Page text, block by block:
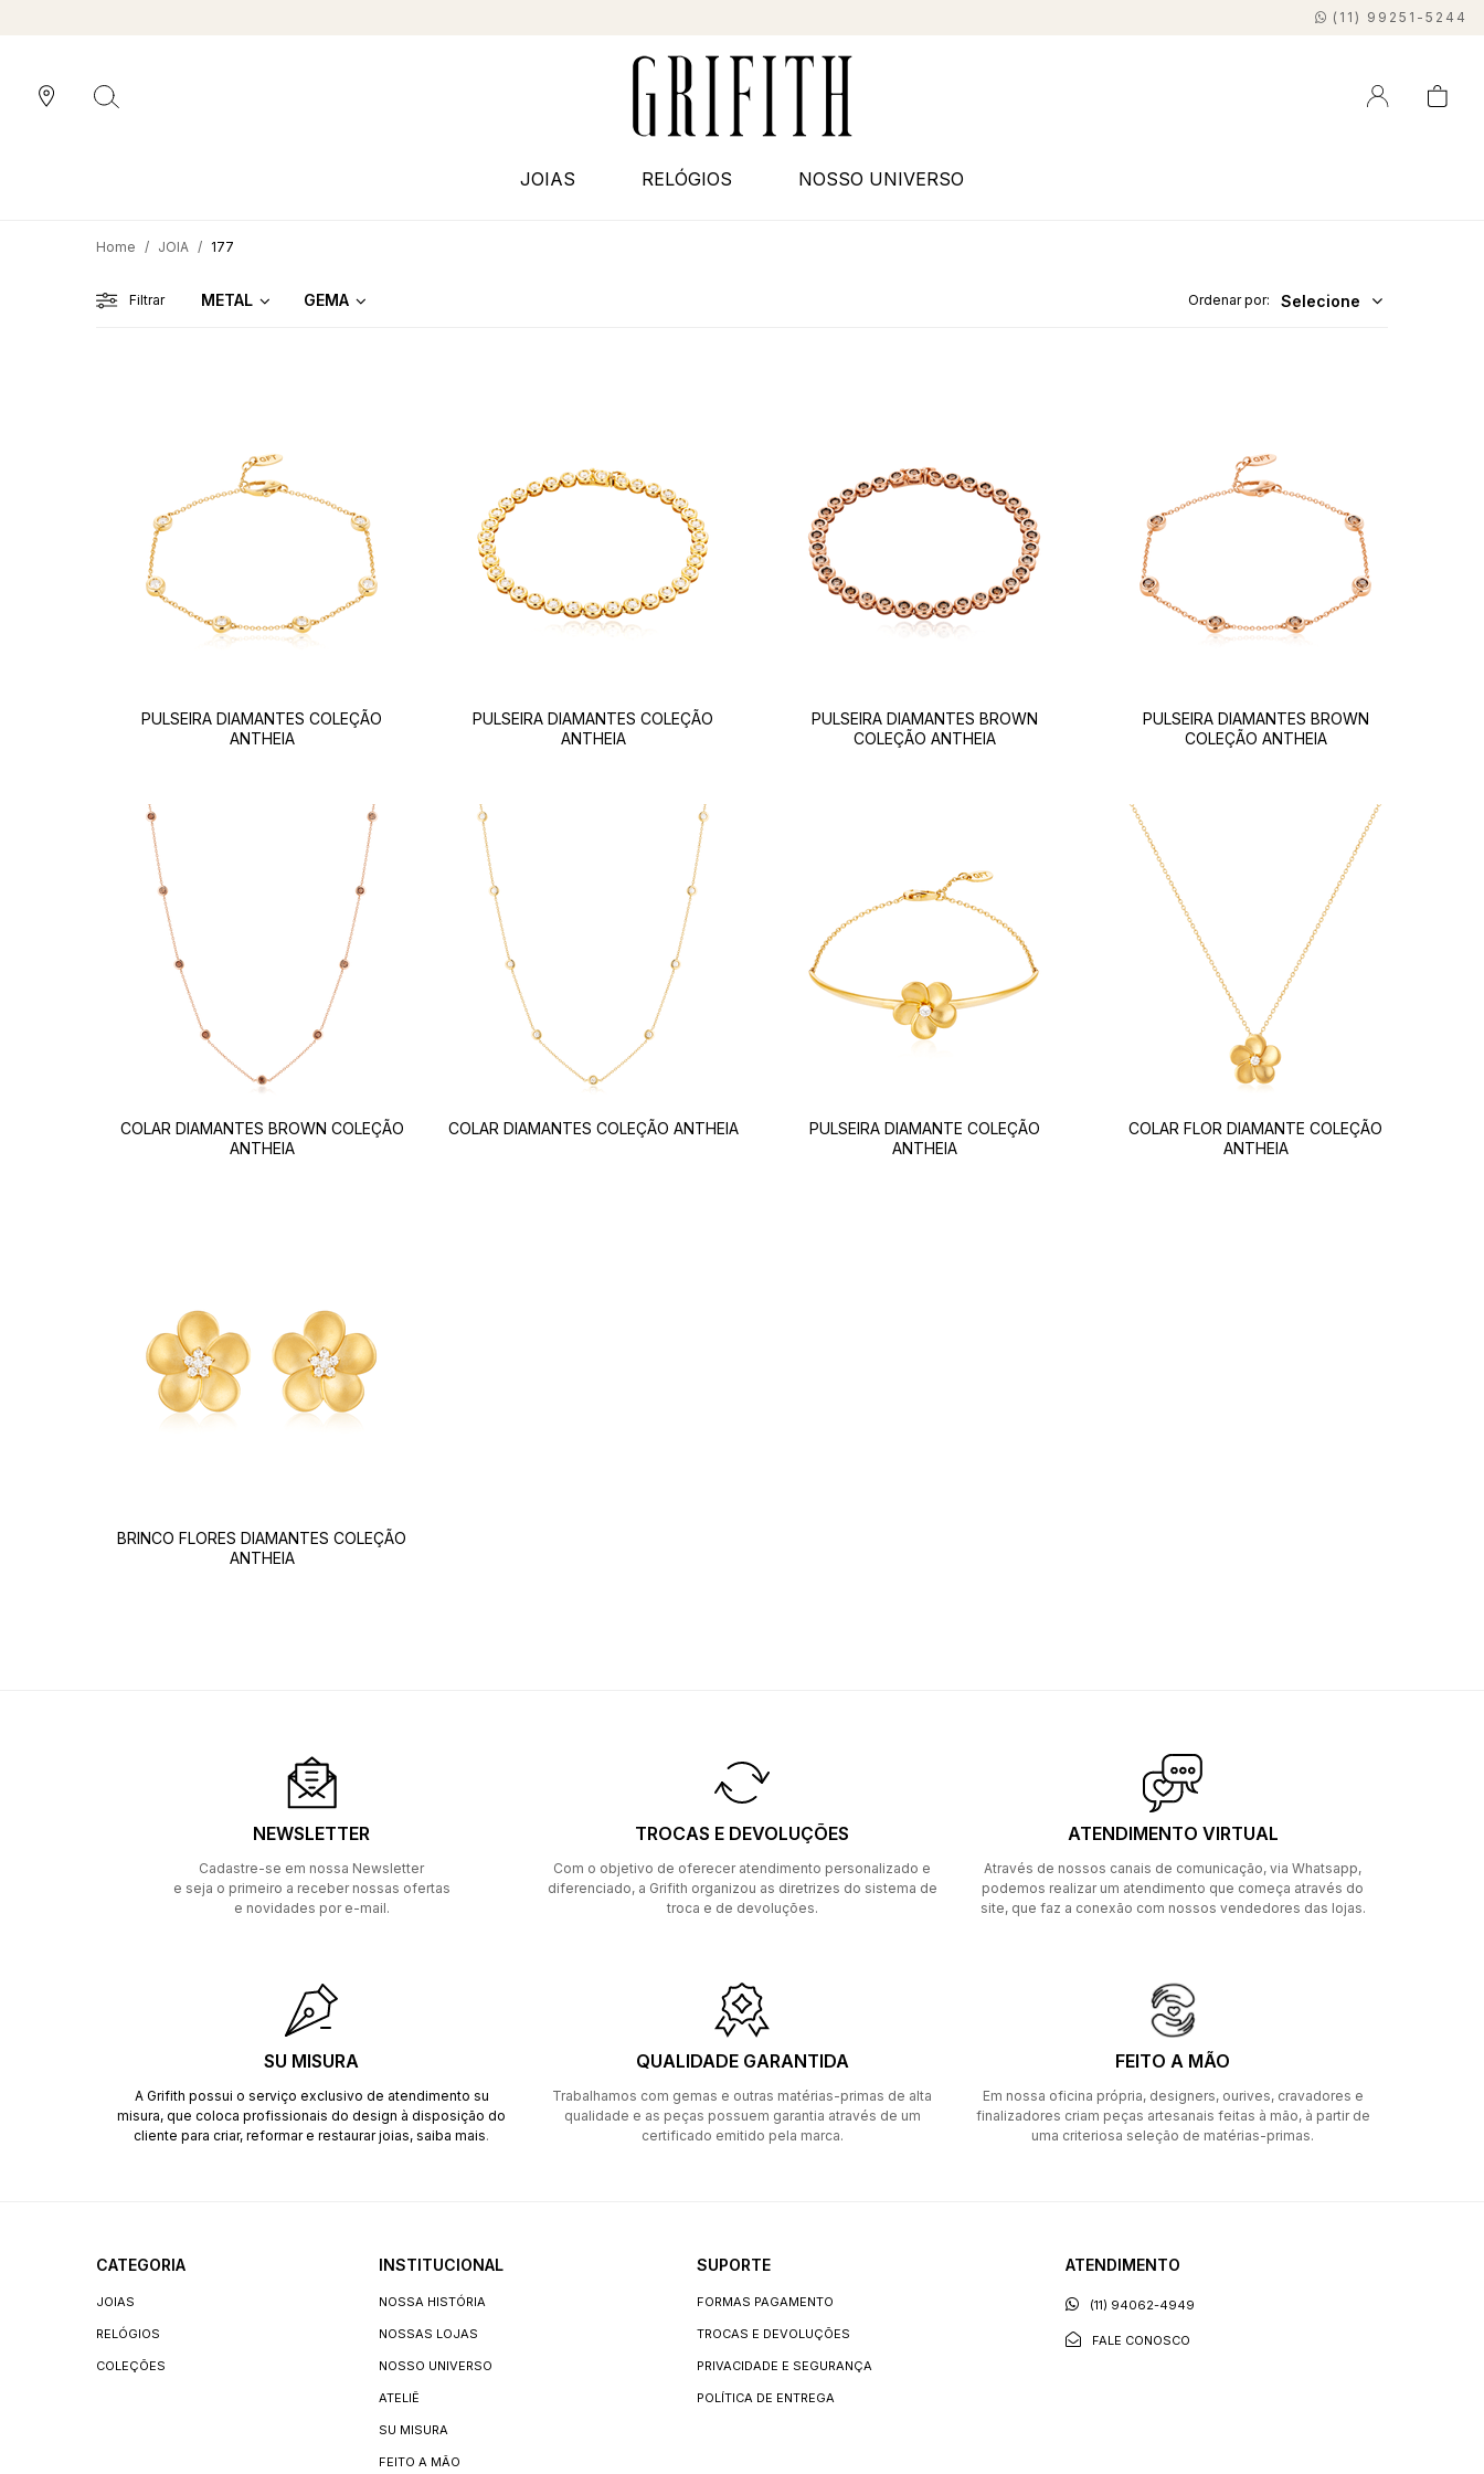
(11) 99251-5244
JOIAS RELÓGIOS NOSSO UNIVERSO
JOIA 177
Filtrar METAL GEMA Ordenar por: Selecione
PULSEIRA DIAMANTES COLEÇÃO
ANTHEIA
PULSEIRA DIAMANTES COLEÇÃO
ANTHEIA
PULSEIRA DIAMANTES BROWN
COLEÇÃO ANTHEIA
PULSEIRA DIAMANTES BROWN
COLEÇÃO ANTHEIA
COLAR DIAMANTES BROWN COLEÇÃO
ANTHEIA
COLAR DIAMANTES COLEÇÃO ANTHEIA
PULSEIRA DIAMANTE COLEÇÃO
ANTHEIA
COLAR FLOR DIAMANTE COLEÇÃO
ANTHEIA
BRINCO FLORES DIAMANTES COLEÇÃO
ANTHEIA
NEWSLETTER
Cadastre-se em nossa Newsletter
e seja o primeiro a receber nossas ofertas
e novidades por e-mail.
TROCAS E DEVOLUÇÕES
Com o objetivo de oferecer atendimento personalizado e
diferenciado, a Grifith organizou as diretrizes do sistema de
troca e de devoluções.
ATENDIMENTO VIRTUAL
Através de nossos canais de comunicação, via Whatsapp,
podemos realizar um atendimento que começa através do
site, que faz a conexão com nossos vendedores das lojas.
SU MISURA
A Grifith possui o serviço exclusivo de atendimento su
misura, que coloca profissionais do design à disposição do
cliente para criar, reformar e restaurar joias, saiba mais.
QUALIDADE GARANTIDA
Trabalhamos com gemas e outras matérias-primas de alta
qualidade e as peças possuem garantia através de um
certificado emitido pela marca.
FEITO A MÃO
Em nossa oficina própria, designers, ourives, cravadores e
finalizadores criam peças artesanais feitas à mão, à partir de
uma criteriosa seleção de matérias-primas.
CATEGORIA
JOIAS
RELÓGIOS
COLEÇÕES
INSTITUCIONAL
NOSSA HISTÓRIA
NOSSAS LOJAS
NOSSO UNIVERSO
ATELIÊ
SU MISURA
FEITO A MÃO
SUPORTE
FORMAS PAGAMENTO
TROCAS E DEVOLUÇÕES
PRIVACIDADE E SEGURANÇA
POLÍTICA DE ENTREGA
ATENDIMENTO
(11) 94062-4949
FALE CONOSCO